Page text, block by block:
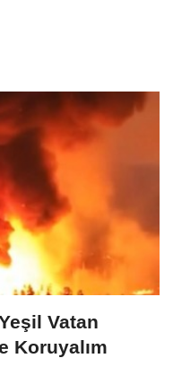
Vatan
Koruyalım